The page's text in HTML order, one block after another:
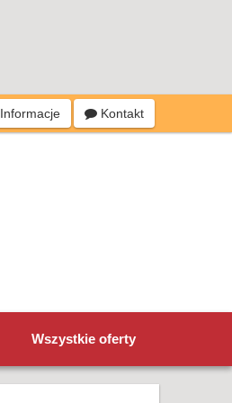
Informacje Kontakt
Wszystkie oferty